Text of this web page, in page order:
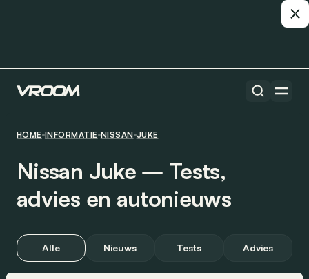
HOME INFORMATIE NISSAN JUKE
Nissan Juke ― Tests,
advies en autonieuws
Alle Nieuws Tests Advies